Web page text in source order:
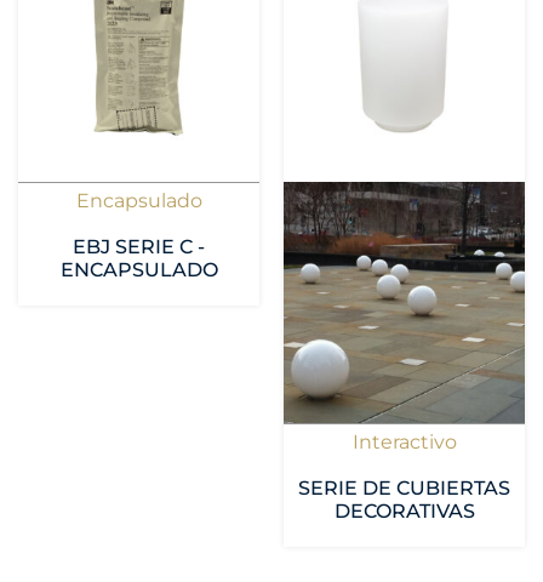
Encapsulado
EBJ SERIE C -
ENCAPSULADO
Interactivo
SERIE DE CUBIERTAS
DECORATIVAS